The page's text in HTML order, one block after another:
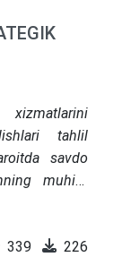
bogʻligi
tahlil
savdo
muhim
o‘ynaydi.
asosiy
339 226